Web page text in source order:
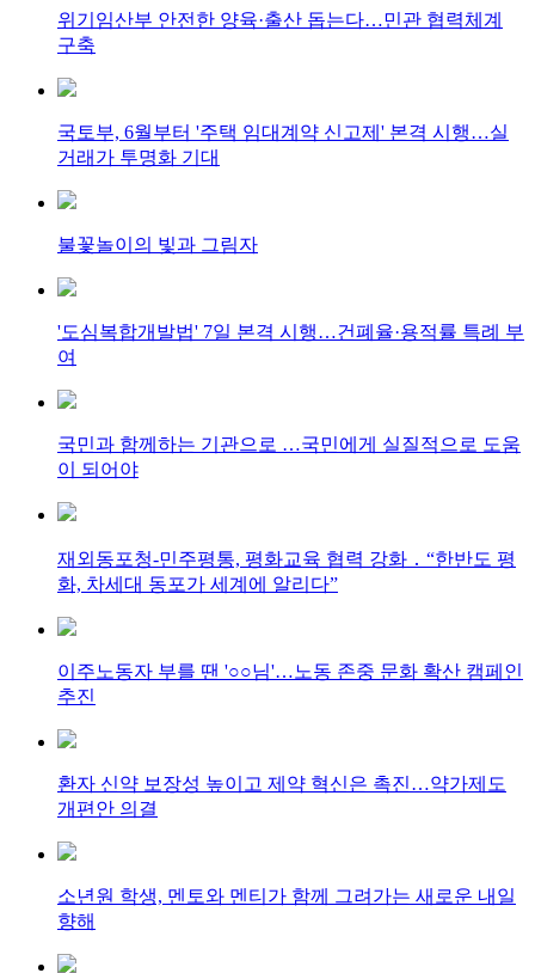
위기임산부 안전한 양육·출산 돕는다…민관 협력체계
구축
국토부, 6월부터 '주택 임대계약 신고제' 본격 시행…실
거래가 투명화 기대
불꽃놀이의 빛과 그림자
'도심복합개발법' 7일 본격 시행…건폐율·용적률 특례 부
여
국민과 함께하는 기관으로 …국민에게 실질적으로 도움
이 되어야
재외동포청-민주평통, 평화교육 협력 강화 ․ “한반도 평
화, 차세대 동포가 세계에 알리다”
이주노동자 부를 땐 '○○님'…노동 존중 문화 확산 캠페인
추진
환자 신약 보장성 높이고 제약 혁신은 촉진…약가제도
개편안 의결
소년원 학생, 멘토와 멘티가 함께 그려가는 새로운 내일
향해